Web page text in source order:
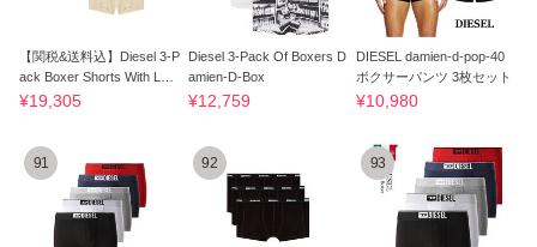
【関税&送料込】Diesel 3-P
ack Boxer Shorts With Log
o
¥19,305
Diesel 3-Pack Of Boxers D
amien-D-Box
¥12,759
DIESEL damien-d-pop-40
ボクサーパンツ 3枚セット
¥10,980
91 92 93